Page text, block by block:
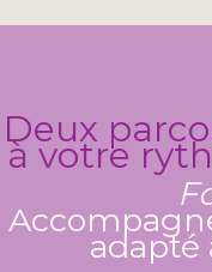
Deux
à votre
adapté